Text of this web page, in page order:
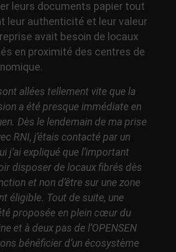
leurs documents papier tout
leur authenticité et leur valeur
avait besoin de locaux
en proximité des centres de
allées tellement vite que la
a été presque immédiate en
Dès le lendemain de ma prise
RNI, j’étais contacté par un
j’ai expliqué que l’important
disposer de locaux fibrés dès
et non d’être sur une zone
éligible. Tout de suite, une
proposée en plein cœur du
et à deux pas de l’OPENSEN
bénéficier d’un écosystème